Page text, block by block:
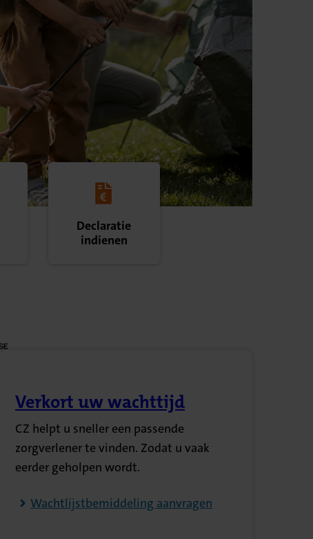
Declaratie
indienen
Verkort uw wachttijd
(Opent in nieuw tabblad)
CZ helpt u sneller een passende
zorgverlener te vinden. Zodat u vaak
eerder geholpen wordt.
Wachtlijstbemiddeling aanvragen